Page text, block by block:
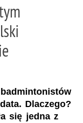
Dlaczego?
się jedna z